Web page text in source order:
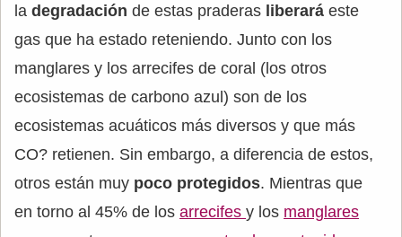
la degradación de estas praderas liberará este
gas que ha estado reteniendo. Junto con los
manglares y los arrecifes de coral (los otros
ecosistemas de carbono azul) son de los
ecosistemas acuáticos más diversos y que más
CO? retienen. Sin embargo, a diferencia de estos,
otros están muy poco protegidos. Mientras que
en torno al 45% de los arrecifes y los manglares